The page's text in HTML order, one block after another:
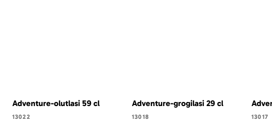
Adventure-olutlasi 59 cl
13022
Adventure-grogilasi 29 cl
13018 13017